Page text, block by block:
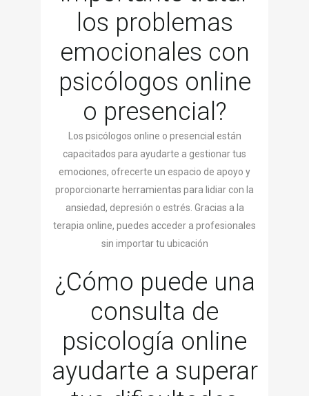
los problemas
emocionales con
psicólogos online
o presencial?
Los psicólogos online o presencial están
capacitados para ayudarte a gestionar tus
emociones, ofrecerte un espacio de apoyo y
proporcionarte herramientas para lidiar con la
ansiedad, depresión o estrés. Gracias a la
terapia online, puedes acceder a profesionales
sin importar tu ubicación
¿Cómo puede una
consulta de
psicología online
ayudarte a superar